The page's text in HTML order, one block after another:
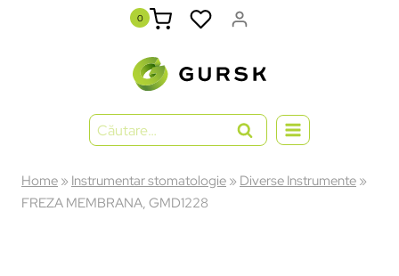
0
Home»Instrumentar stomatologie»Diverse Instrumente»
FREZA MEMBRANA, GMD1228